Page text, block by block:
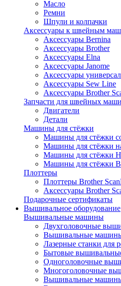
Масло
Ремни
Шпули и колпачки
Аксессуары к швейным
Аксессуары Bernina
Аксессуары Brother
Аксессуары Elna
Аксессуары Janome
Аксессуары
Аксессуары Sew Line
Аксессуары Brother
Запчасти для швейных
Двигатели
Детали
Машины для стёжки
Машины для стёжки
Машины для стёжки
Машины для стёжки
Машины для стёжки
Плоттеры
Плоттеры Brother
Аксессуары Brother
Подарочные сертификаты
Вышивальное оборудование
Вышивальные машины
Двухголовочные
Вышивальные
Лазерные станки для
Бытовые
Одноголовочные
Многоголовочные
Вышивальные